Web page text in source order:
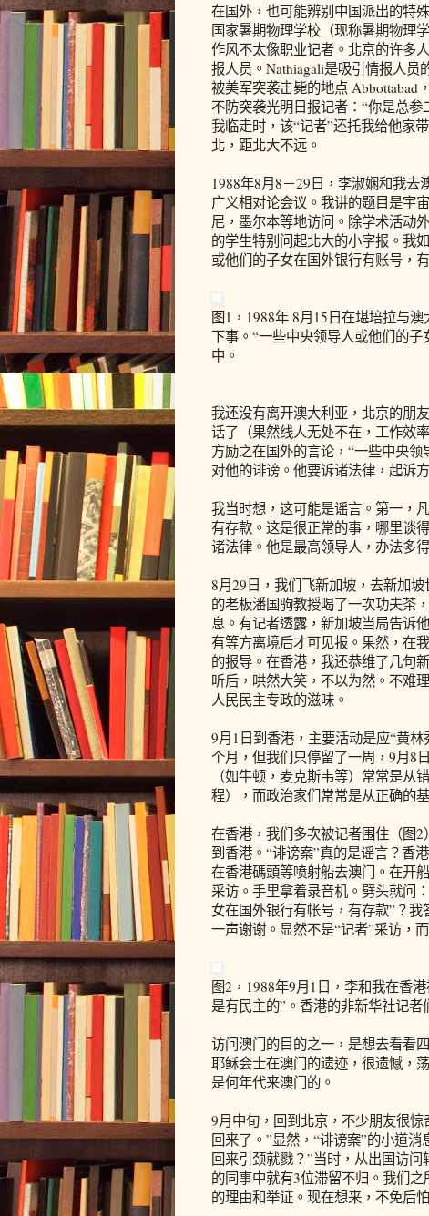
在国外，也可能辨别中国派出的特
国家暑期物理学校（现称暑期物理
作风不太像职业记者。北京的许多
报人员。Nathiagali是吸引情报人
被美军突袭击毙的地点 Abbottabad
不防突袭光明日报记者：“你是总参
我临走时，该“记者”还托我给他家
北，距北大不远。
1988年8月8－29日，李淑娴和我去
广义相对论会议。我讲的题目是宇
尼，墨尔本等地访问。除学术活动
的学生特别问起北大的小字报。我
或他们的子女在国外银行有账号，
图1，1988年 8月15日在堪培拉与
下事。“一些中央领导人或他们的
中。
我还没有离开澳大利亚，北京的朋
话了（果然线人无处不在，工作效
方励之在国外的言论，“一些中央
对他的诽谤。他要诉诸法律，起诉
我当时想，这可能是谣言。第一，
有存款。这是很正常的事，哪里谈
诸法律。他是最高领导人，办法多
8月29日，我们飞新加坡，去新加
的老板潘国驹教授喝了一次功夫茶
息。有记者透露，新加坡当局告诉
有等方离境后才可见报。果然，在
的报导。在香港，我还恭维了几句
听后，哄然大笑，不以为然。不难
人民民主专政的滋味。
9月1日到香港，主要活动是应“黄
个月，但我们只停留了一周，9月8
（如牛顿，麦克斯韦等）常常是
程），而政治家们常常是从正确的
在香港，我们多次被记者围住（图
到香港。“诽谤案”真的是谣言？香
在香港碼頭等喷射船去澳门。在开
采访。手里拿着录音机。劈头就问
女在国外银行有帐号，有存款”？
一声谢谢。显然不是“记者”采访，
图2，1988年9月1日，李和我在香
是有民主的”。香港的非新华社记者
访问澳门的目的之一，是想去看看
耶稣会士在澳门的遗迹，很遗憾，
是何年代来澳门的。
9月中旬，回到北京，不少朋友很
回来了。”显然，“诽谤案”的小道
回来引颈就戮？”当时，从出国访
的同事中就有3位滞留不归。我们
的理由和举证。现在想来，不免后